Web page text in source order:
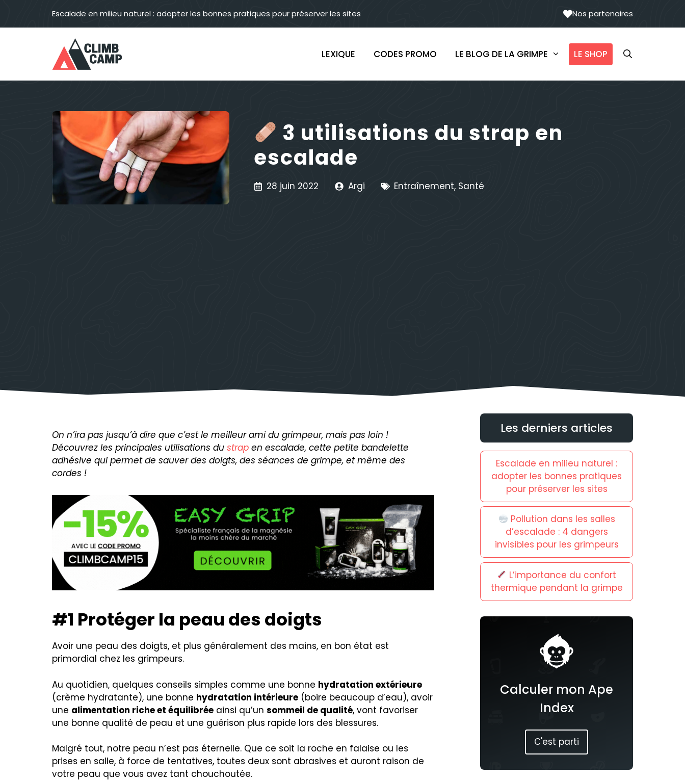
contenu
Escalade en milieu naturel : adopter les bonnes pratiques pour préserver les sites Nos partenaires
LEXIQUE CODES PROMO LE BLOG DE LA GRIMPE LE SHOP
3 utilisations du strap en
escalade
28 juin 2022 Argi Entraînement, Santé
On n’ira pas jusqu’à dire que c’est le meilleur ami du grimpeur, mais pas loin !
Découvrez les principales utilisations du strap en escalade, cette petite bandelette
adhésive qui permet de sauver des doigts, des séances de grimpe, et même des
cordes !
#1 Protéger la peau des doigts
Avoir une peau des doigts, et plus généralement des mains, en bon état est
primordial chez les grimpeurs.
Au quotidien, quelques conseils simples comme une bonne hydratation extérieure
(crème hydratante), une bonne hydratation intérieure (boire beaucoup d’eau), avoir
une alimentation riche et équilibrée ainsi qu’un sommeil de qualité, vont favoriser
une bonne qualité de peau et une guérison plus rapide lors des blessures.
Malgré tout, notre peau n’est pas éternelle. Que ce soit la roche en falaise ou les
prises en salle, à force de tentatives, toutes deux sont abrasives et auront raison de
votre peau que vous avez tant chouchoutée.
Les derniers articles
Escalade en milieu naturel :
adopter les bonnes pratiques
pour préserver les sites
Pollution dans les salles
d’escalade : 4 dangers
invisibles pour les grimpeurs
L’importance du confort
thermique pendant la grimpe
Calculer mon Ape
Index
C'est parti